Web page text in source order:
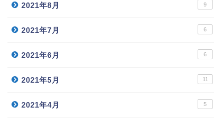
2021年8月 9
2021年7月 6
2021年6月 6
2021年5月 11
2021年4月 5